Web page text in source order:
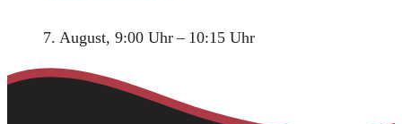
7. August, 9:00 Uhr– 10:15 Uhr